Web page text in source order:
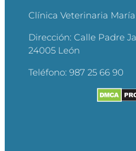
Clínica Veterinaria María
Dirección: Calle Padre
24005 León
Teléfono: 987 25 66 90